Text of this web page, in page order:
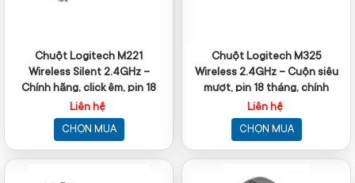
Chuột Logitech M221
Wireless Silent 2.4GHz –
Chính hãng, click êm, pin 18
tháng
Liên hệ
CHỌN MUA
Chuột Logitech M325
Wireless 2.4GHz – Cuộn siêu
mượt, pin 18 tháng, chính
hãng
Liên hệ
CHỌN MUA